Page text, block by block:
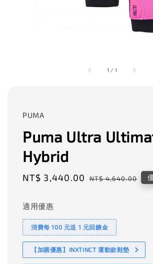
1 / 1
PUMA
Puma Ultra
Hybrid
Sale
NT$ 3,440.00 Regular
NT$ 4,640.00
適用優惠
消費每 100 元送 1 元回饋金
【加購優惠】INXTINCT 運動款鞋墊